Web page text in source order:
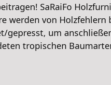
SaRaiFo
werden von
um
tropischen